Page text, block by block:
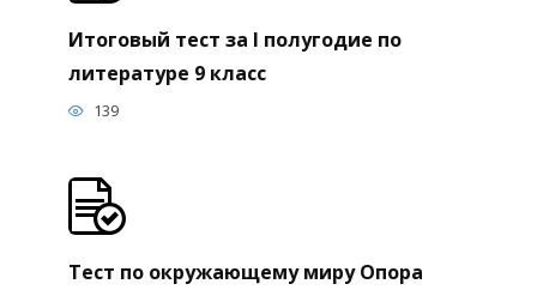
Итоговый тест за I полугодие по
литературе 9 класс
139
Тест по окружающему миру Опора